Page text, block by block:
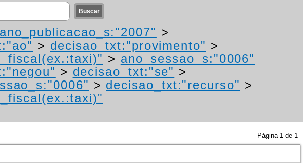
ano_publicacao_s:"2007" >
> decisao_txt:"provimento" >
> ano_sessao_s:"0006"
> decisao_txt:"se" >
> decisao_txt:"recurso" >
Página 1 de 1